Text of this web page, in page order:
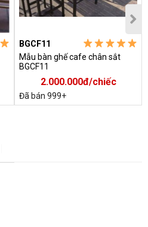
BGCF11
Mẫu bàn ghế cafe chân sắt
BGCF11
2.000.000đ/chiếc
Đã bán 999+